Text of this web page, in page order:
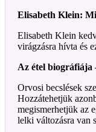
Elisabeth Klein:
Elisabeth Klein
virágzásra hívta és
Az étel biográfiája
Orvosi becslések
Hozzátehetjük
megismerhetjük az
lelki változásra van